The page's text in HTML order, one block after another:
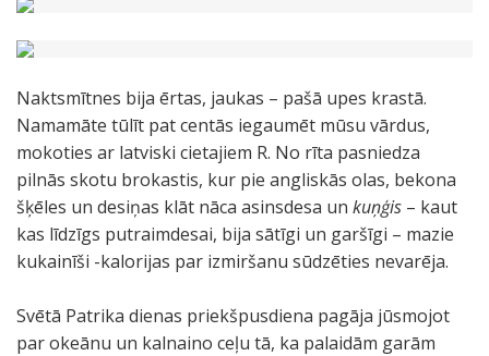
Naktsmītnes bija ērtas, jaukas – pašā upes krastā.
Namamāte tūlīt pat centās iegaumēt mūsu vārdus,
mokoties ar latviski cietajiem R. No rīta pasniedza
pilnās skotu brokastis, kur pie angliskās olas, bekona
šķēles un desiņas klāt nāca asinsdesa un kuņģis – kaut
kas līdzīgs putraimdesai, bija sātīgi un garšīgi – mazie
kukainīši -kalorijas par izmiršanu sūdzēties nevarēja.
Svētā Patrika dienas priekšpusdiena pagāja jūsmojot
par okeānu un kalnaino ceļu tā, ka palaidām garām